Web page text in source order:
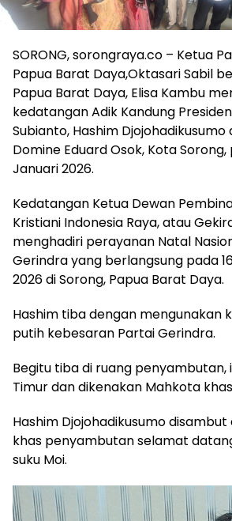
SORONG, sorongraya.co – Ketua
Papua Barat Daya,Oktasari Sabil
Papua Barat Daya, Elisa Kambu
kedatangan Adik Kandung
Subianto, Hashim Djojohadikusumo
Domine Eduard Osok, Kota Sorong,
Januari 2026.
Kedatangan Ketua Dewan
Kristiani Indonesia Raya, atau
menghadiri perayanan Natal
Gerindra yang berlangsung pada
2026 di Sorong, Papua Barat Daya.
Hashim tiba dengan mengunakan
putih kebesaran Partai Gerindra.
Begitu tiba di ruang penyambutan,
Timur dan dikenakan Mahkota
Hashim Djojohadikusumo
khas penyambutan selamat
suku Moi.